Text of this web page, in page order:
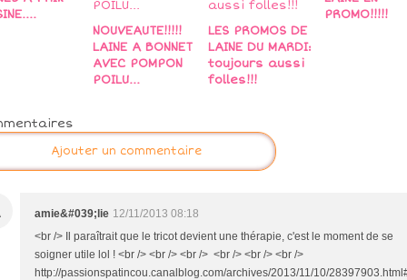
NOUVEAUTE!!!!!
LAINE A BONNET
AVEC POMPON
POILU...
LES PROMOS DE
LAINE DU MARDI:
toujours aussi
folles!!!
PROMO!!!!!
Ajouter un commentaire
amie&#039;lie 12/11/2013 08:18
<br /> Il paraîtrait que le tricot devient une thérapie, c'est le moment de se
soigner utile lol ! <br /> <br /> <br /> <br /> <br /> <br />
http://passionspatincou.canalblog.com/archives/2013/11/10/